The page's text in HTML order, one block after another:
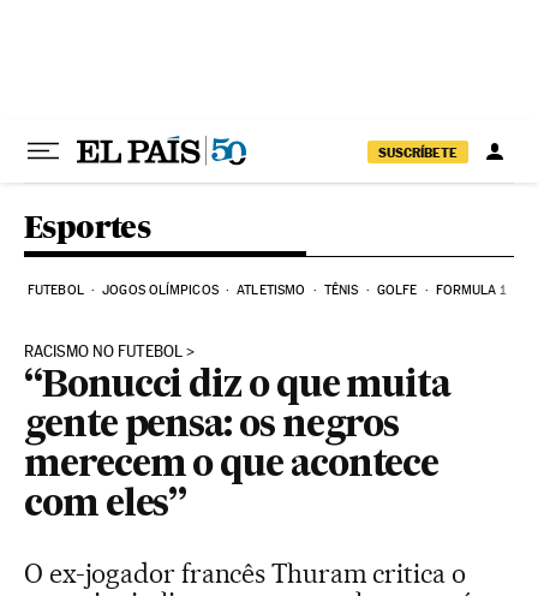
SUSCRÍBETE
Esportes
FUTEBOL JOGOS OLÍMPICOS ATLETISMO TÊNIS GOLFE FORMULA 1
RACISMO NO FUTEBOL
“Bonucci diz o que muita
gente pensa: os negros
merecem o que acontece
com eles”
O ex-jogador francês Thuram critica o